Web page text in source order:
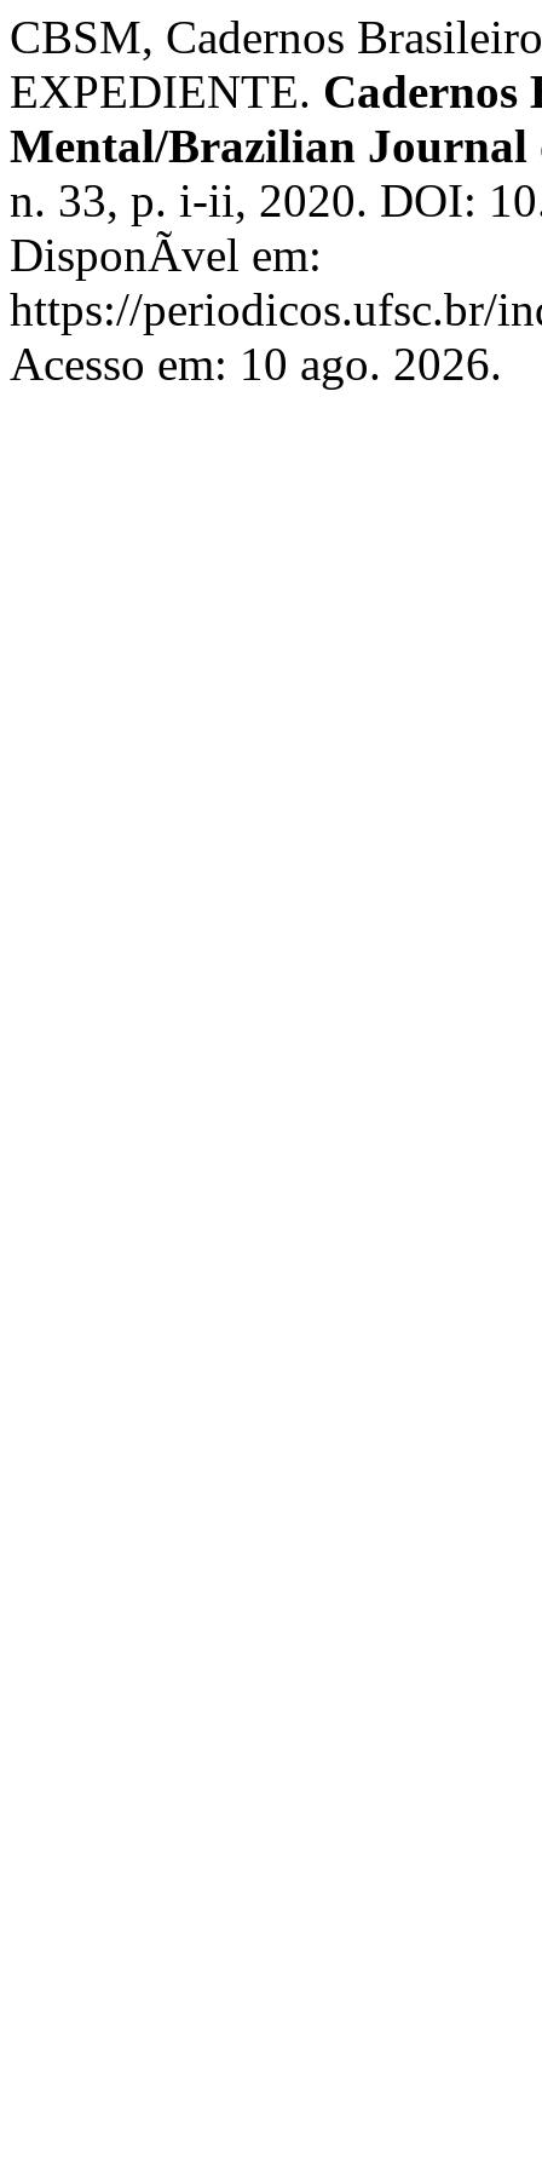
CBSM, Cadernos
EXPEDIENTE. Cadernos
Mental/Brazilian Journal
n. 33, p. i-ii, 2020. DOI:
DisponÃ­vel em:
https://periodicos.ufsc.br/
Acesso em: 10 ago. 2026.